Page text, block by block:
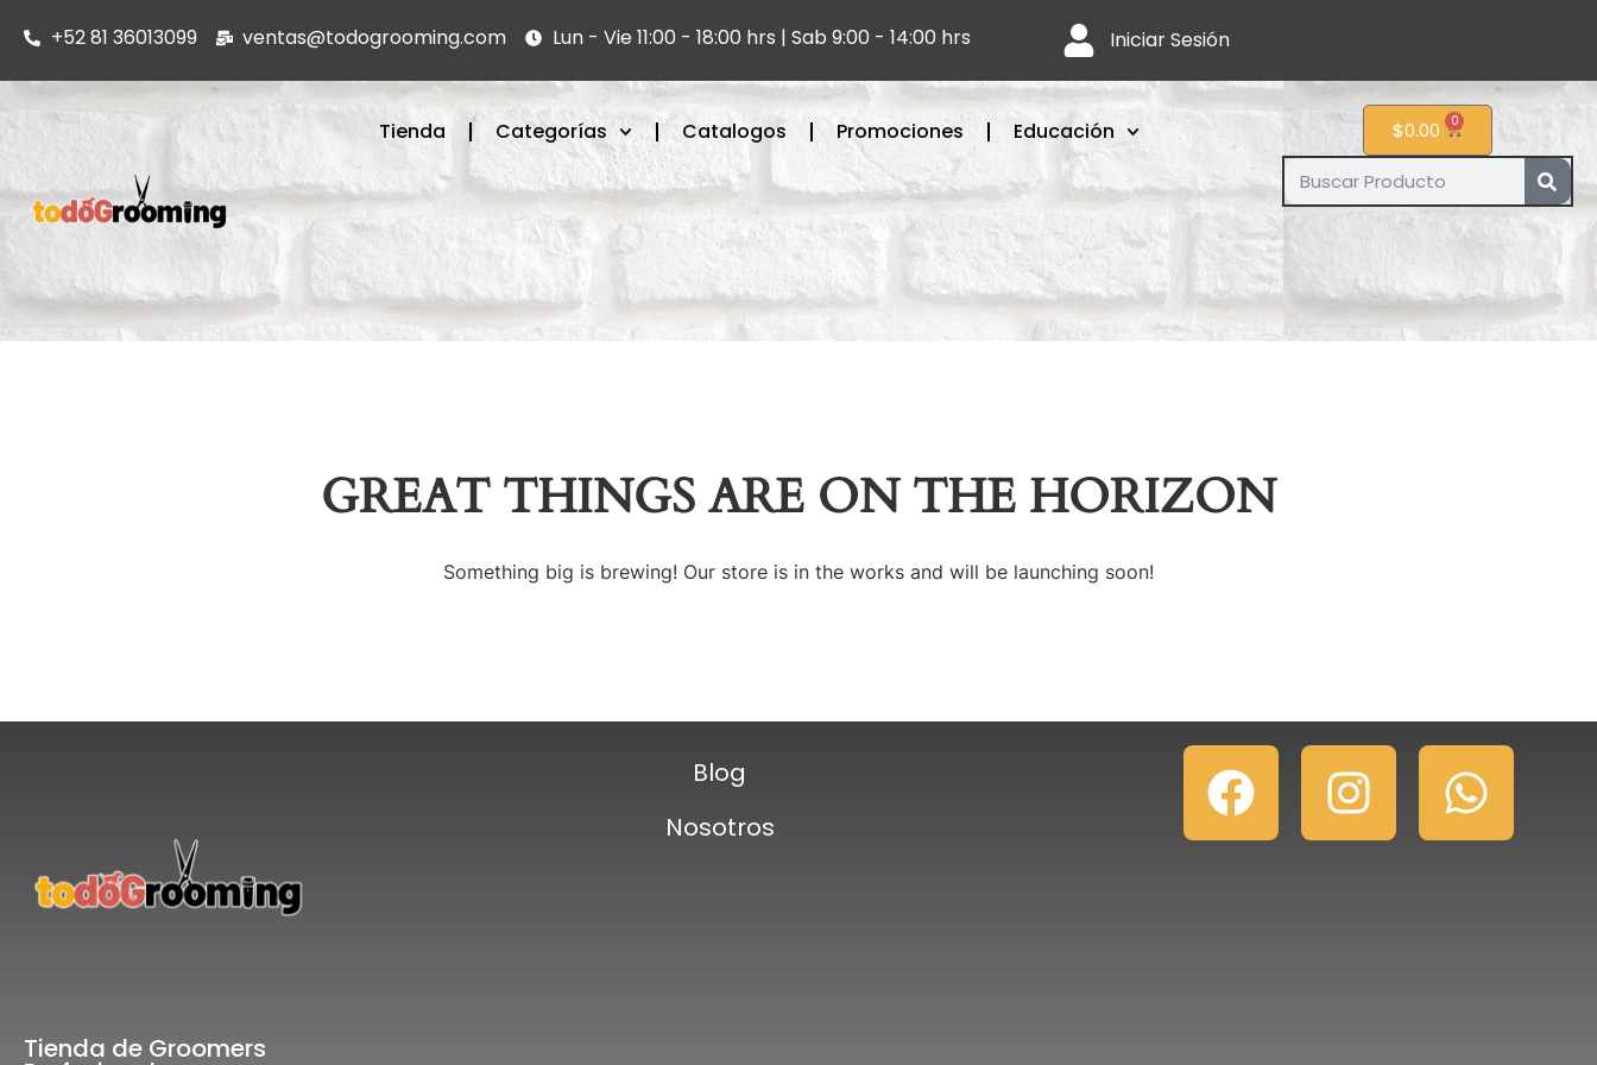
+52 81 36013099 ventas@todogrooming.com Lun - Vie 11:00 - 18:00 hrs | Sab 9:00 - 14:00 hrs Iniciar Sesión
Tienda Categorías Catalogos Promociones Educación $0.00 0
GREAT THINGS ARE ON THE HORIZON
Something big is brewing! Our store is in the works and will be launching soon!
Tienda de Groomers
Blog
Nosotros